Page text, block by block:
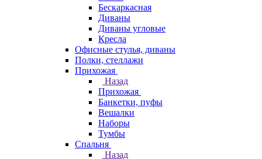
Бескаркасная
Диваны
Диваны угловые
Кресла
Офисные стулья, диваны
Полки, стеллажи
Прихожая
Назад
Прихожая
Банкетки, пуфы
Вешалки
Наборы
Тумбы
Спальня
Назад